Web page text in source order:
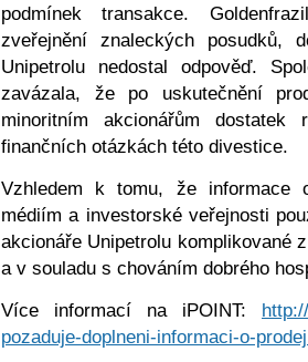
podmínek transakce.
zveřejnění znaleckých posudků,
Unipetrolu nedostal odpověď.
zavázala, že po uskutečnění
minoritním akcionářům
finančních otázkách této divestice.
Vzhledem k tomu, že informace
médiím a investorské veřejnosti
akcionáře Unipetrolu komplikované
a v souladu s chováním dobrého
Více informací na iPOINT:
pozaduje-doplneni-informaci-o-